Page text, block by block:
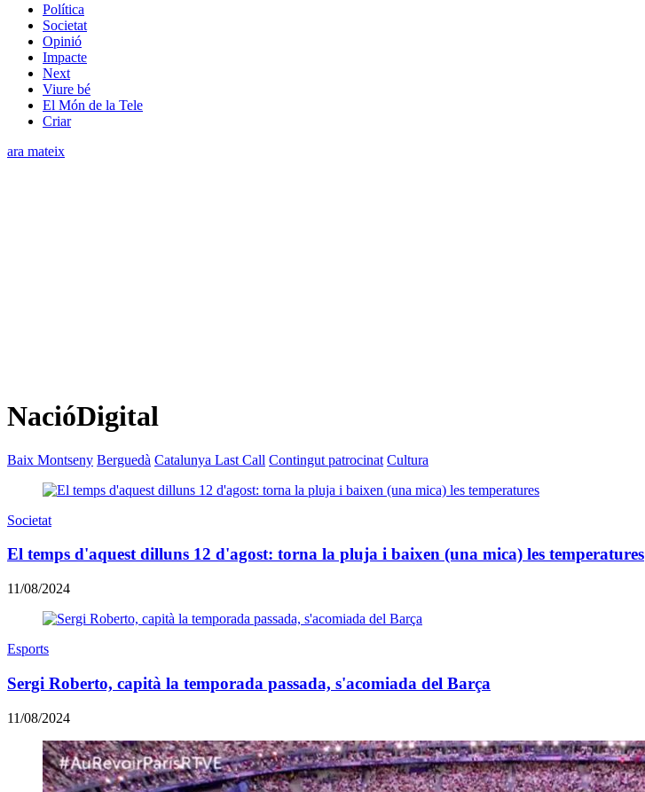
Política
Societat
Opinió
Impacte
Next
Viure bé
El Món de la Tele
Criar
ara mateix
NacióDigital
Baix Montseny Berguedà Catalunya Last Call Contingut patrocinat Cultura
Societat
El temps d'aquest dilluns 12 d'agost: torna la pluja i baixen (una mica) les temperatures
11/08/2024
Esports
Sergi Roberto, capità la temporada passada, s'acomiada del Barça
11/08/2024